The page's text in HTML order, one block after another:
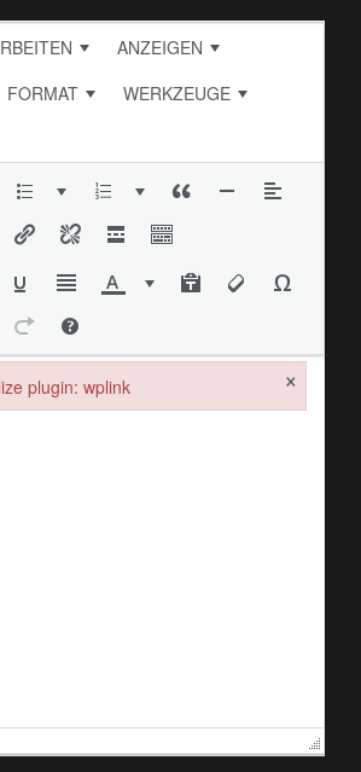
ANZEIGEN
FORMAT
WERKZEUGE
plugin: wplink ×
plugin: wplink